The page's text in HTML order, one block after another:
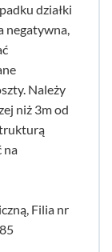
działki
negatywna,
Należy
niż 3m od
na
Filia nr